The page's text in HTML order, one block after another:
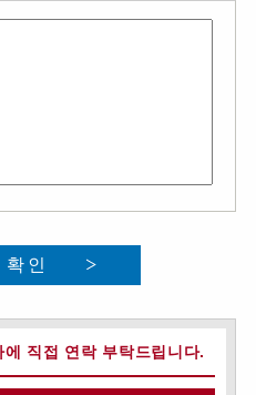
인
직접 연락 부탁드립니다.